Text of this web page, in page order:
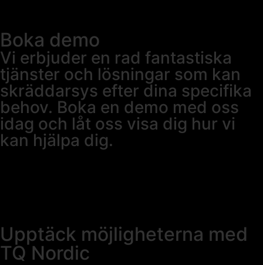
Boka demo
Vi erbjuder en rad fantastiska
tjänster och lösningar som kan
skräddarsys efter dina specifika
behov. Boka en demo med oss
idag och låt oss visa dig hur vi
kan hjälpa dig.
Upptäck möjligheterna med
TQ Nordic